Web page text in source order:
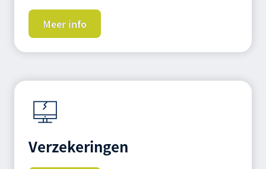
Meer info
Verzekeringen